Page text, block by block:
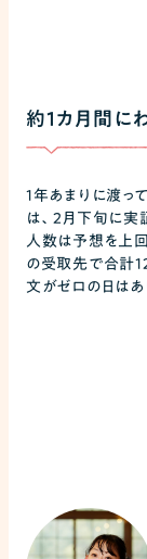
約1カ月間に
1年あまりに渡っ
は、2月下旬に実
人数は予想を上
の受取先で合計
文がゼロの日はあ